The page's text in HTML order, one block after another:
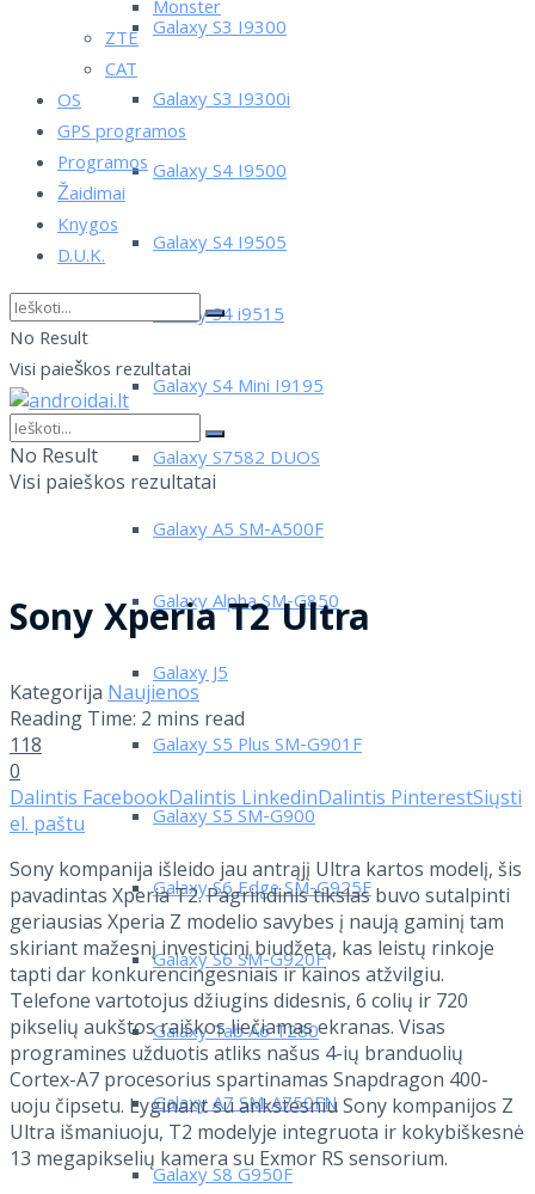
Galaxy S3 I9300
Galaxy S3 I9300i
Galaxy S4 I9500
Galaxy S4 I9505
Galaxy S4 i9515
Galaxy S4 Mini I9195
Galaxy S7582 DUOS
Galaxy A5 SM-A500F
Galaxy Alpha SM-G850
Galaxy J5
Galaxy S5 Plus SM-G901F
Galaxy S5 SM-G900
Galaxy S6 Edge SM-G925F
Galaxy S6 SM-G920F
Galaxy Tab A6 T280
Galaxy A7 SM-A750FN
Galaxy S8 G950F
Monster
ZTE
CAT
OS
GPS programos
Programos
Žaidimai
Knygos
D.U.K.
No Result
Visi paieškos rezultatai
No Result
Visi paieškos rezultatai
Sony Xperia T2 Ultra
Kategorija Naujienos
Reading Time: 2 mins read
118
0
Dalintis FacebookDalintis LinkedinDalintis PinterestSiųsti
el. paštu
Sony kompanija išleido jau antrąjį Ultra kartos modelį, šis
pavadintas Xperia T2. Pagrindinis tikslas buvo sutalpinti
geriausias Xperia Z modelio savybes į naują gaminį tam
skiriant mažesnį investicinį biudžetą, kas leistų rinkoje
tapti dar konkurencingesniais ir kainos atžvilgiu.
Telefone vartotojus džiugins didesnis, 6 colių ir 720
pikselių aukštos raiškos liečiamas ekranas. Visas
programines užduotis atliks našus 4-ių branduolių
Cortex-A7 procesorius spartinamas Snapdragon 400-
uoju čipsetu. Lyginant su ankstesniu Sony kompanijos Z
Ultra išmaniuoju, T2 modelyje integruota ir kokybiškesnė
13 megapikselių kamera su Exmor RS sensorium.